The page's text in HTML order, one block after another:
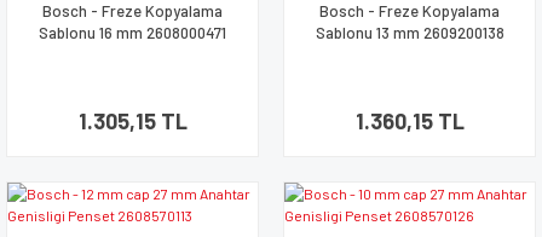
Bosch - Freze Kopyalama
Sablonu 16 mm 2608000471
1.305,15 TL
Bosch - Freze Kopyalama
Sablonu 13 mm 2609200138
1.360,15 TL